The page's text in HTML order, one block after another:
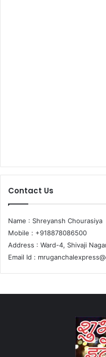
Contact Us
Name : Shreyansh Chourasiya
Mobile : +918878086500
Address : Ward-4, Shivaji
Email Id :